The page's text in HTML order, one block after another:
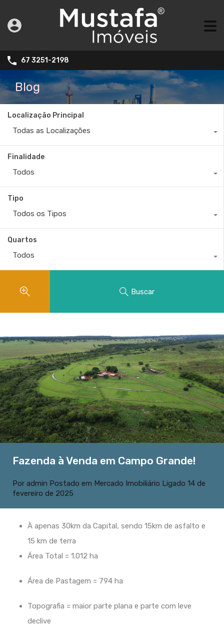
67 3251-2198
Blog
Localização Principal
Todas as Localizações
Finalidade
Todos
Tipo
Todos os Tipos
Quartos
Todos
Buscar
Fazenda à Venda em Campo Grande!
Por admin Postado em Mercado Imobiliário Ligado 14 de
fevereiro de 2025
À apenas 30km da Capital, sendo 15km de asfalto e
15 km de terra
Área Total = 1.012 ha
Área de Pastagem = 794 ha
Topografia = maior parte plana e parte com leve
declive